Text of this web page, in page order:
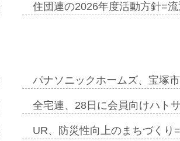
協働開発開始=三協…
住団連の2026年度活動方針=
十分に進まず=「物…
・1%上昇…
で〝揺り戻し〟…
パナソニックホームズ、宝塚
全宅連、28日に会員向けハト
UR、防災性向上のまちづく